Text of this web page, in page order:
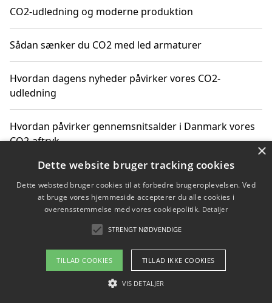
CO2-udledning og moderne produktion
Sådan sænker du CO2 med led armaturer
Hvordan dagens nyheder påvirker vores CO2-
udledning
Hvordan påvirker gennemsnitsalder i Danmark vores
CO2-aftryk
Hvordan nyheder om CO2-udledning påvirker vores
hverdag
Om / kontakt
Blog Betingelser
×
Dette website bruger tracking cookies
Dette websted bruger cookies til at forbedre brugeroplevelsen. Ved
at bruge vores hjemmeside accepterer du alle cookies i
overensstemmelse med vores cookiepolitik. Detaljer
STRENGT NØDVENDIGE
TILLAD COOKIES TILLAD IKKE COOKIES
VIS DETALJER